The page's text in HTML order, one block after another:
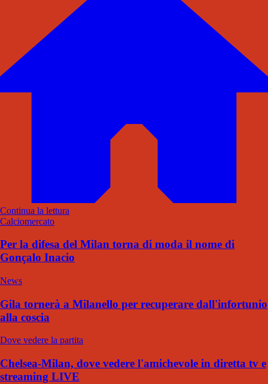
Continua la lettura
Calciomercato
Per la difesa del Milan torna di moda il nome di
Gonçalo Inacio
News
Gila tornerà a Milanello per recuperare dall'infortunio
alla coscia
Dove vedere la partita
Chelsea-Milan, dove vedere l'amichevole in diretta tv e
streaming LIVE